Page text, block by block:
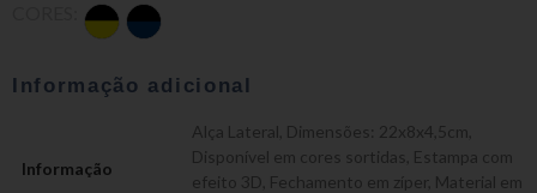
Informação adicional
Informação
Alça Lateral Dimensões: 22x8x4,5cm
Disponível em cores sortidas Estampa com
efeito 3D Fechamento em zíper Material em